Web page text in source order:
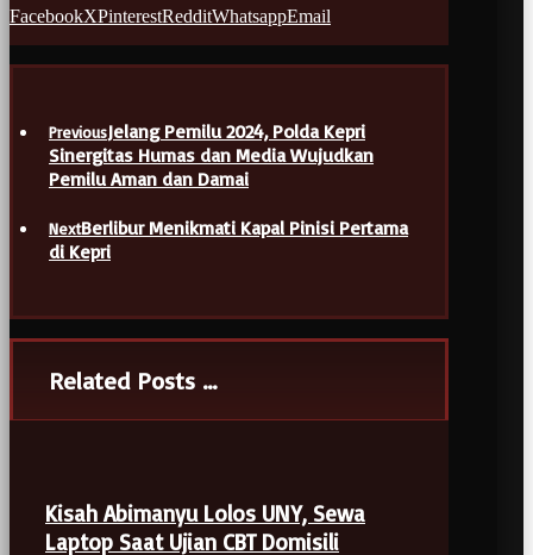
FacebookXPinterestRedditWhatsappEmail
PreviousJelang Pemilu 2024, Polda Kepri
Sinergitas Humas dan Media Wujudkan
Pemilu Aman dan Damai
NextBerlibur Menikmati Kapal Pinisi Pertama
di Kepri
Related Posts ...
Kisah Abimanyu Lolos UNY, Sewa
Laptop Saat Ujian CBT Domisili